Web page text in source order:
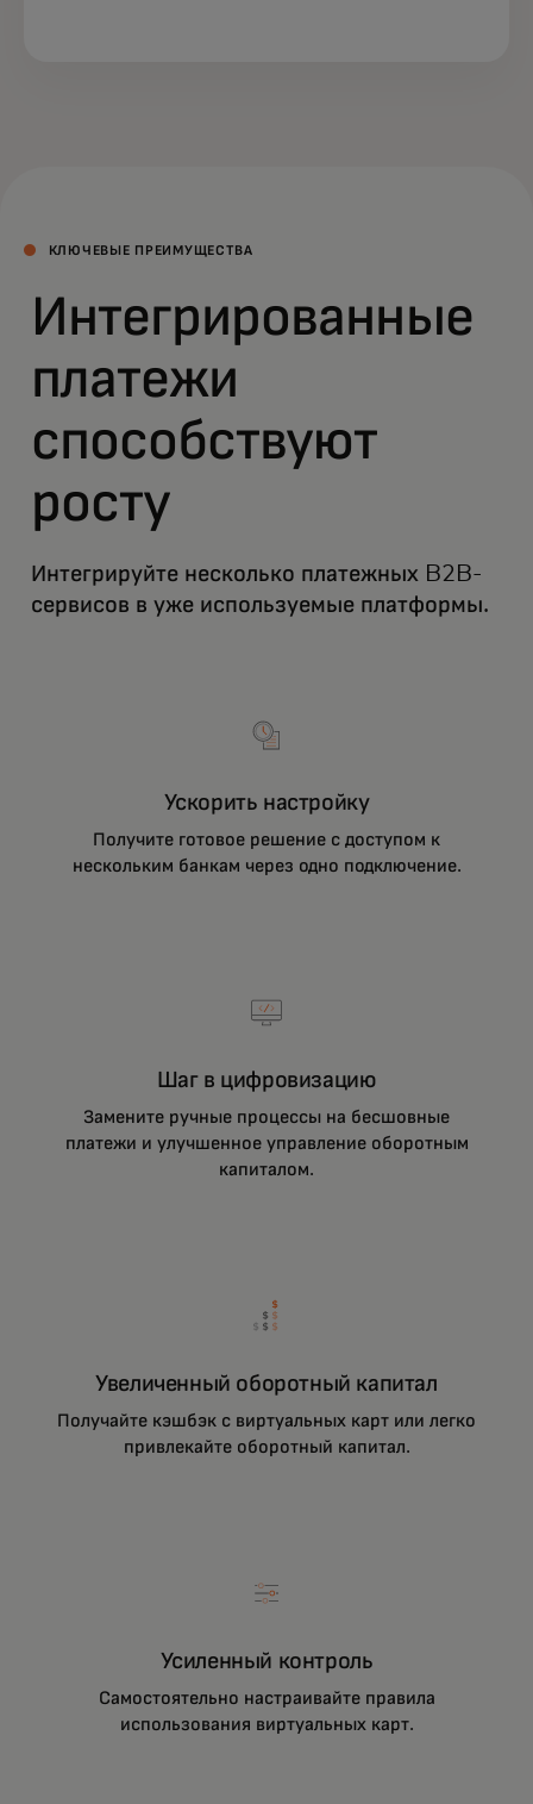
КЛЮЧЕВЫЕ ПРЕИМУЩЕСТВА
Интегрированные
платежи
способствуют
росту
Интегрируйте несколько платежных B2B-
сервисов в уже используемые платформы.
Ускорить настройку
Получите готовое решение с доступом к
нескольким банкам через одно подключение.
Шаг в цифровизацию
Замените ручные процессы на бесшовные
платежи и улучшенное управление оборотным
капиталом.
Увеличенный оборотный капитал
Получайте кэшбэк с виртуальных карт или легко
привлекайте оборотный капитал.
Усиленный контроль
Самостоятельно настраивайте правила
использования виртуальных карт.